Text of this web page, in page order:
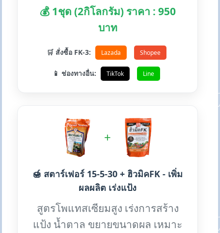
💰 1ชุด (2กิโลกรัม) ราคา : 950
บาท
🛒 สั่งซื้อ FK-3: Lazada Shopee
📱 ช่องทางอื่น: TikTok Line
+
🍯 สตาร์เฟอร์ 15-5-30 + ฮิวมิคFK - เพิ่ม
ผลผลิต เร่งแป้ง
สูตรโพแทสเซียมสูง เร่งการสร้าง
แป้ง น้ำตาล ขยายขนาดผล เหมาะ